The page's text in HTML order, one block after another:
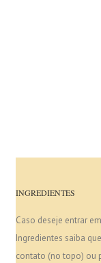
INGREDIENTES
Caso deseje entrar
Ingredientes saiba
contato (no topo) ou